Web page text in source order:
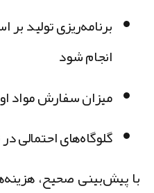
برنامه‌ریزی تولید بر
انجام شود
میزان سفارش مواد
گلوگاه‌های احتمالی در
پیش‌بینی صحیح، هزینه‌های